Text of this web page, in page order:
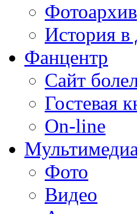
Фотоархив
История в
Фанцентр
Сайт
Гостевая
On-line
Фото
Видео